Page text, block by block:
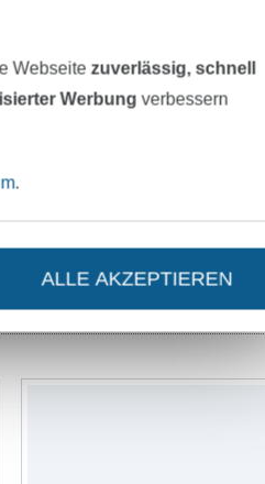
Webseitezuverlässig, schnell
Werbung verbessern
.
ALLE AKZEPTIEREN